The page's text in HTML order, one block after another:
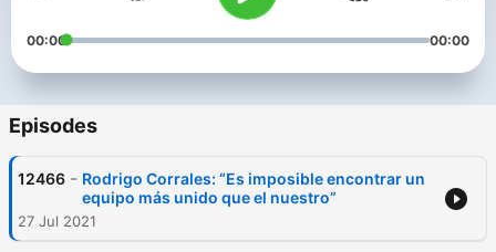
00:00 00:00
Episodes
12466 - Rodrigo Corrales: “Es imposible encontrar un
equipo más unido que el nuestro”
27 Jul 2021